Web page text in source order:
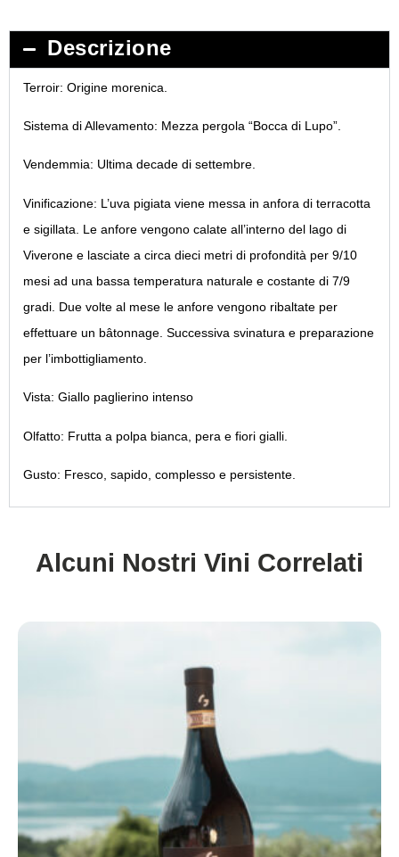
Descrizione
Terroir: Origine morenica.
Sistema di Allevamento: Mezza pergola “Bocca di Lupo”.
Vendemmia: Ultima decade di settembre.
Vinificazione: L’uva pigiata viene messa in anfora di terracotta
e sigillata. Le anfore vengono calate all’interno del lago di
Viverone e lasciate a circa dieci metri di profondità per 9/10
mesi ad una bassa temperatura naturale e costante di 7/9
gradi. Due volte al mese le anfore vengono ribaltate per
effettuare un bâtonnage. Successiva svinatura e preparazione
per l’imbottigliamento.
Vista: Giallo paglierino intenso
Olfatto: Frutta a polpa bianca, pera e fiori gialli.
Gusto: Fresco, sapido, complesso e persistente.
Alcuni Nostri Vini Correlati